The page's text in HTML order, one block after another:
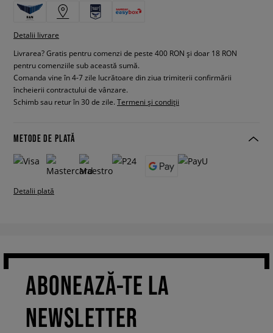
Detalii livrare
Livrarea? Gratis pentru comenzi de peste 400 RON și doar 18 RON
pentru comenziile sub această sumă.
Comanda vine în 4-7 zile lucrătoare din ziua trimiterii confirmării
încheierii contractului de vânzare.
Schimb sau retur în 30 de zile. Termeni și condiții
METODE DE PLATĂ
Detalii plată
ABONEAZĂ-TE LA
NEWSLETTER